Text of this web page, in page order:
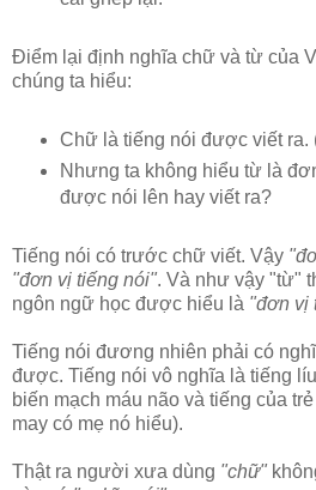
Điểm lại định nghĩa chữ và từ của
chúng ta hiểu:
Chữ là tiếng nói được viết ra.
Nhưng ta không hiểu từ là
được nói lên hay viết ra?
Tiếng nói có trước chữ viết. Vậy
"đơn vị tiếng nói". Và như vậy "từ"
ngôn ngữ học được hiểu là "đơn vị
Tiếng nói đương nhiên phải có
được. Tiếng nói vô nghĩa là tiếng
biến mạch máu não và tiếng của
may có mẹ nó hiểu).
Thật ra người xưa dùng "chữ"